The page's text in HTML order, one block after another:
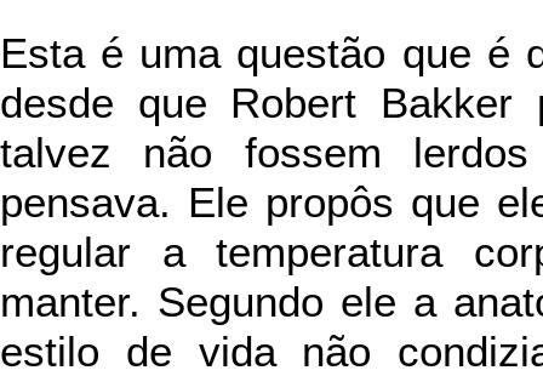
Esta é uma questão que é
desde que Robert Bakker
talvez não fossem
pensava. Ele propôs que
regular a temperatura
manter. Segundo ele a
estilo de vida não